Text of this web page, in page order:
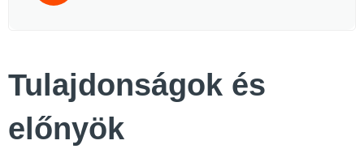
Tulajdonságok és
előnyök